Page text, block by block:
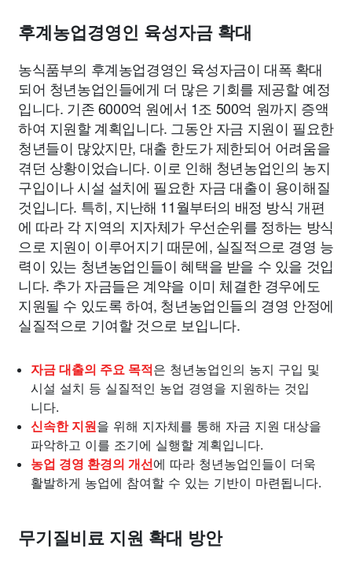
후계농업경영인 육성자금 확대
농식품부의 후계농업경영인 육성자금이 대폭 확대
되어 청년농업인들에게 더 많은 기회를 제공할 예정
입니다. 기존 6000억 원에서 1조 500억 원까지 증액
하여 지원할 계획입니다. 그동안 자금 지원이 필요한
청년들이 많았지만, 대출 한도가 제한되어 어려움을
겪던 상황이었습니다. 이로 인해 청년농업인의 농지
구입이나 시설 설치에 필요한 자금 대출이 용이해질
것입니다. 특히, 지난해 11월부터의 배정 방식 개편
에 따라 각 지역의 지자체가 우선순위를 정하는 방식
으로 지원이 이루어지기 때문에, 실질적으로 경영 능
력이 있는 청년농업인들이 혜택을 받을 수 있을 것입
니다. 추가 자금들은 계약을 이미 체결한 경우에도
지원될 수 있도록 하여, 청년농업인들의 경영 안정에
실질적으로 기여할 것으로 보입니다.
자금 대출의 주요 목적은 청년농업인의 농지 구입 및
시설 설치 등 실질적인 농업 경영을 지원하는 것입
니다.
신속한 지원을 위해 지자체를 통해 자금 지원 대상을
파악하고 이를 조기에 실행할 계획입니다.
농업 경영 환경의 개선에 따라 청년농업인들이 더욱
활발하게 농업에 참여할 수 있는 기반이 마련됩니다.
무기질비료 지원 확대 방안